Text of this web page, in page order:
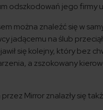
odszkodowań jego firmy
można znaleźć się w
jadącemu na ślub
się kolejny, który bez
a zszokowany
przez Mirrorznalazły się